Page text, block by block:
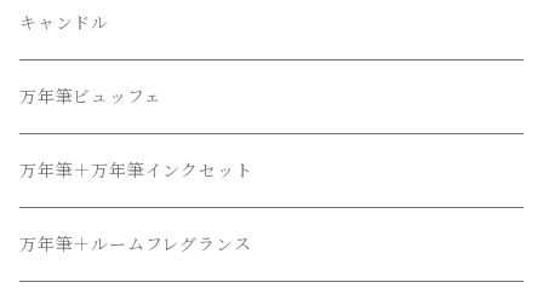
キャンドル
万年筆ビュッフェ
万年筆＋万年筆インクセット
万年筆＋ルームフレグランス